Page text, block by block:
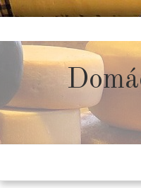
to
content